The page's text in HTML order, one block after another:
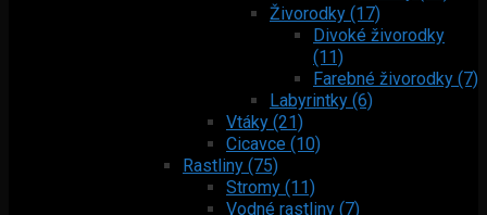
Živorodky (17)
Divoké živorodky
(11)
Farebné živorodky (7)
Labyrintky (6)
Vtáky (21)
Cicavce (10)
Rastliny (75)
Stromy (11)
Vodné rastliny (7)